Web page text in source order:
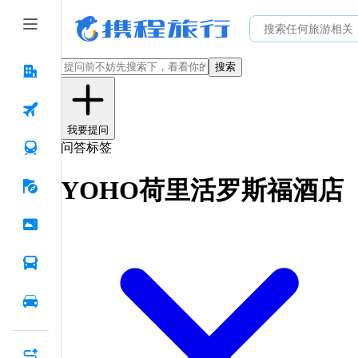
搜索
我要提问
问答标签
YOHO荷里活罗斯福酒店